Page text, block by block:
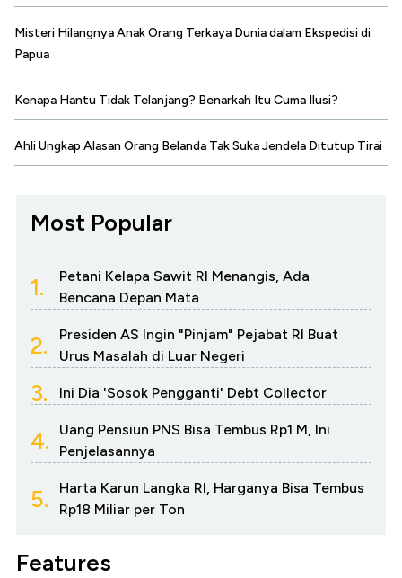
Misteri Hilangnya Anak Orang Terkaya Dunia dalam Ekspedisi di
Papua
Kenapa Hantu Tidak Telanjang? Benarkah Itu Cuma Ilusi?
Ahli Ungkap Alasan Orang Belanda Tak Suka Jendela Ditutup Tirai
Most Popular
1.
Petani Kelapa Sawit RI Menangis, Ada
Bencana Depan Mata
2.
Presiden AS Ingin "Pinjam" Pejabat RI Buat
Urus Masalah di Luar Negeri
3. Ini Dia 'Sosok Pengganti' Debt Collector
4.
Uang Pensiun PNS Bisa Tembus Rp1 M, Ini
Penjelasannya
5.
Harta Karun Langka RI, Harganya Bisa Tembus
Rp18 Miliar per Ton
Features